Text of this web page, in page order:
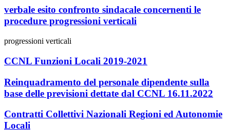
verbale esito confronto sindacale concernenti le
procedure progressioni verticali
progressioni verticali
CCNL Funzioni Locali 2019-2021
Reinquadramento del personale dipendente sulla
base delle previsioni dettate dal CCNL 16.11.2022
Contratti Collettivi Nazionali Regioni ed Autonomie
Locali